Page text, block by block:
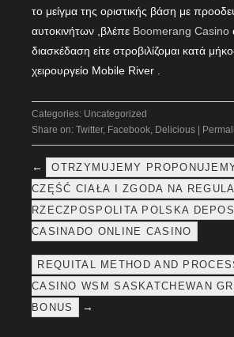
το μείγμα της οριστικής βάση με
αυτοκινήτων ,βλέπε Boomerang Casino
διασκέδαση είτε στροβιλίζομαι κατά
χειρουργείο Mobile River .
Categories: Uncategorized
Share on: Twitter, Facebook Delicious
←
OTRZYMUJEMY
CZĘŚĆ CIAŁA I ZGODA NA
RZECZPOSPOLITA POLSKA
CASINADO ONLINE CASINO
REQUITAL METHOD AND
CASINO WSM SASKATCHEWAN
BONUS
→